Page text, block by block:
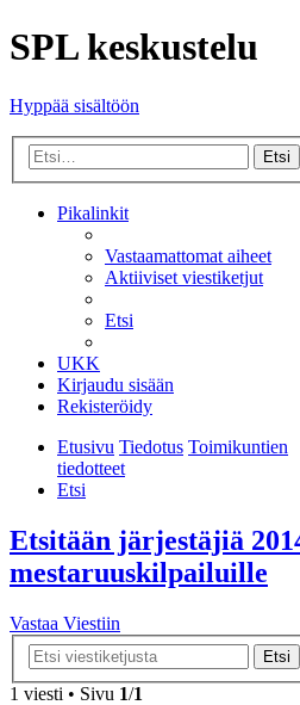
SPL keskustelu
Hyppää sisältöön
Etsi
Pikalinkit
Vastaamattomat aiheet
Aktiiviset viestiketjut
Etsi
UKK
Kirjaudu sisään
Rekisteröidy
Etusivu Tiedotus Toimikuntien
tiedotteet
Etsi
Etsitään järjestäjiä
mestaruuskilpailuille
Vastaa Viestiin
Etsi
1 viesti • Sivu 1/1